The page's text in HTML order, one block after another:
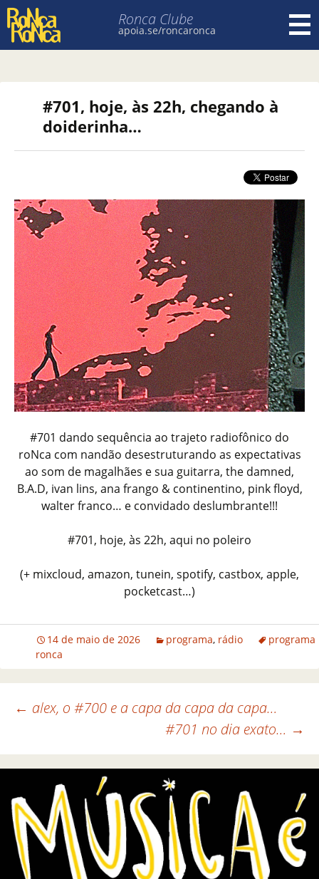
Ronca Clube
apoia.se/roncaronca
#701, hoje, às 22h, chegando à
doiderinha…
#701 dando sequência ao trajeto radiofônico do
roNca com nandão desestruturando as expectativas
ao som de magalhães e sua guitarra, the damned,
B.A.D, ivan lins, ana frango & continentino, pink floyd,
walter franco… e convidado deslumbrante!!!
#701, hoje, às 22h, aqui no poleiro
(+ mixcloud, amazon, tunein, spotify, castbox, apple,
pocketcast…)
14 de maio de 2026 programa, rádio
programa
ronca
Navegação de posts
← alex, o #700 e a capa da capa da capa…
#701 no dia exato… →